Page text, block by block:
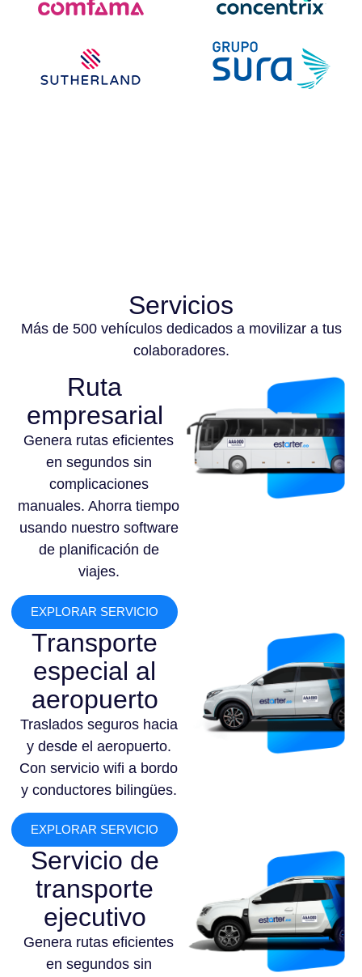
Servicios
Más de 500 vehículos dedicados a movilizar a tus
colaboradores.
Ruta
empresarial
Genera rutas eficientes
en segundos sin
complicaciones
manuales. Ahorra tiempo
usando nuestro software
de planificación de
viajes.
EXPLORAR SERVICIO
Transporte
especial al
aeropuerto
Traslados seguros hacia
y desde el aeropuerto.
Con servicio wifi a bordo
y conductores bilingües.
EXPLORAR SERVICIO
Servicio de
transporte
ejecutivo
Genera rutas eficientes
en segundos sin